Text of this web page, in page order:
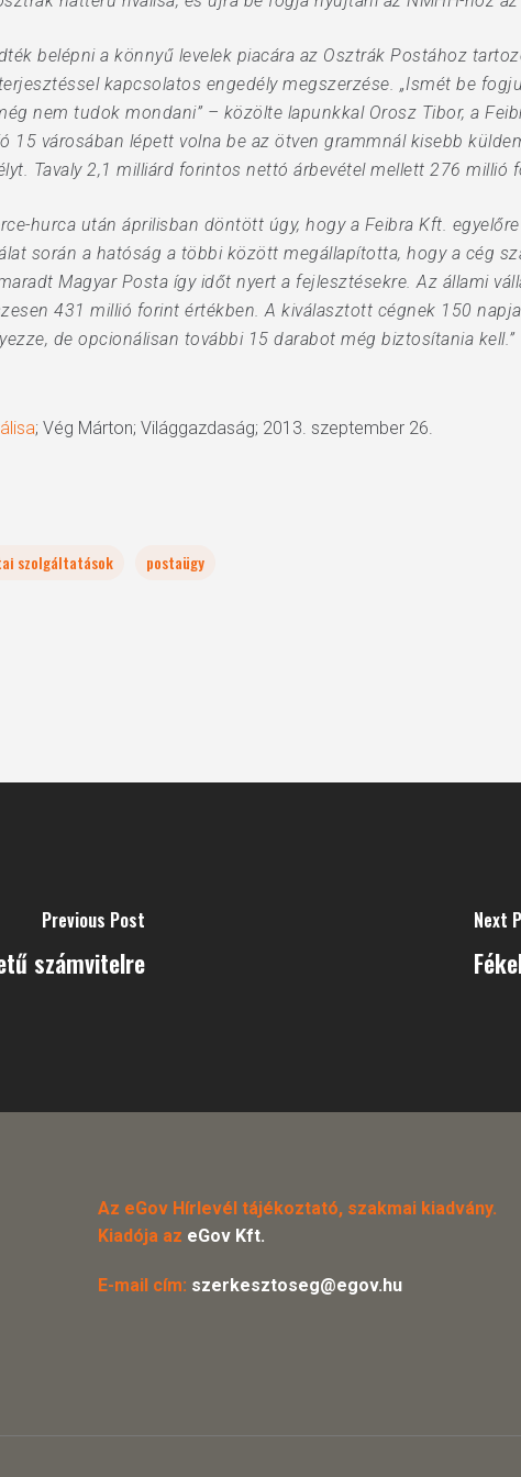
belépni a könnyű levelek piacára az Osztrák Postához
kapcsolatos engedély megszerzése. „Ismét be
nem tudok mondani” – közölte lapunkkal Orosz Tibor, a
15 városában lépett volna be az ötven grammnál kisebb
Tavaly 2,1 milliárd forintos nettó árbevétel mellett 276 millió
hurca után áprilisban döntött úgy, hogy a Feibra Kft.
során a hatóság a többi között megállapította, hogy a cég
Magyar Posta így időt nyert a fejlesztésekre. Az állami
431 millió forint értékben. A kiválasztott cégnek 150
de opcionálisan további 15 darabot még biztosítania kell.”
; Vég Márton; Világgazdaság; 2013. szeptember 26.
szolgáltatások postaügy
Previous Post
számvitelre
Next
Az eGov Hírlevél tájékoztató, szakmai kiadvány.
Kiadója az eGov Kft.
E-mail cím: szerkesztoseg@egov.hu